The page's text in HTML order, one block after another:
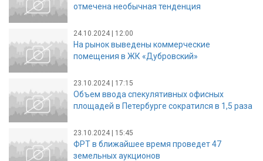
отмечена необычная тенденция
24.10.2024 | 12:00
На рынок выведены коммерческие
помещения в ЖК «Дубровский»
23.10.2024 | 17:15
Объем ввода спекулятивных офисных
площадей в Петербурге сократился в 1,5 раза
23.10.2024 | 15:45
ФРТ в ближайшее время проведет 47
земельных аукционов